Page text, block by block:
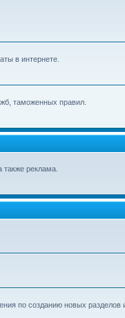
в интернете.
таможенных правил.
реклама.
по созданию новых разделов